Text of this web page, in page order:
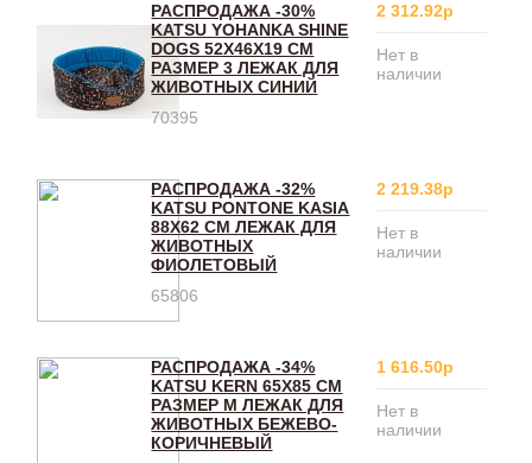
РАСПРОДАЖА -30%
KATSU YOHANKA SHINE
DOGS 52Х46Х19 СМ
РАЗМЕР 3 ЛЕЖАК ДЛЯ
ЖИВОТНЫХ СИНИЙ
70395
2 312.92р
Нет в
наличии
РАСПРОДАЖА -32%
KATSU PONTONE KASIA
88Х62 СМ ЛЕЖАК ДЛЯ
ЖИВОТНЫХ
ФИОЛЕТОВЫЙ
65806
2 219.38р
Нет в
наличии
РАСПРОДАЖА -34%
KATSU KERN 65Х85 СМ
РАЗМЕР M ЛЕЖАК ДЛЯ
ЖИВОТНЫХ БЕЖЕВО-
КОРИЧНЕВЫЙ
1 616.50р
Нет в
наличии